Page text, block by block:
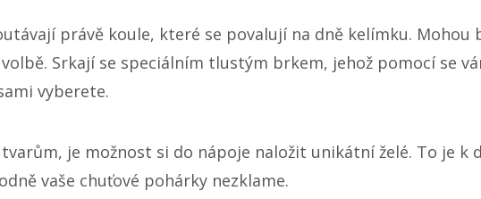
právě koule, které se povalují na dně kelímku.
volbě. Srkají se speciálním tlustým brkem, jehož pomocí se
vyberete.
je možnost si do nápoje naložit unikátní želé. To je k
vaše chuťové pohárky nezklame.